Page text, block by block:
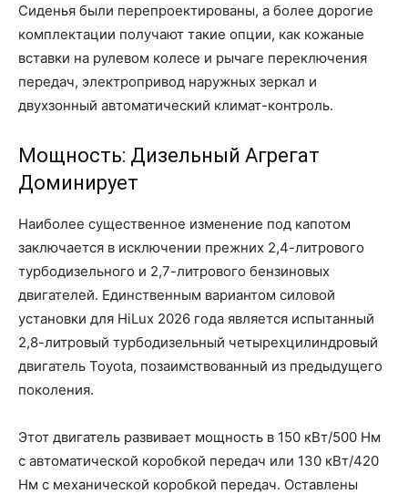
Сиденья были перепроектированы, а более дорогие
комплектации получают такие опции, как кожаные
вставки на рулевом колесе и рычаге переключения
передач, электропривод наружных зеркал и
двухзонный автоматический климат-контроль.
Мощность: Дизельный Агрегат
Доминирует
Наиболее существенное изменение под капотом
заключается в исключении прежних 2,4-литрового
турбодизельного и 2,7-литрового бензиновых
двигателей. Единственным вариантом силовой
установки для HiLux 2026 года является испытанный
2,8-литровый турбодизельный четырехцилиндровый
двигатель Toyota, позаимствованный из предыдущего
поколения.
Этот двигатель развивает мощность в 150 кВт/500 Нм
с автоматической коробкой передач или 130 кВт/420
Нм с механической коробкой передач. Оставлены